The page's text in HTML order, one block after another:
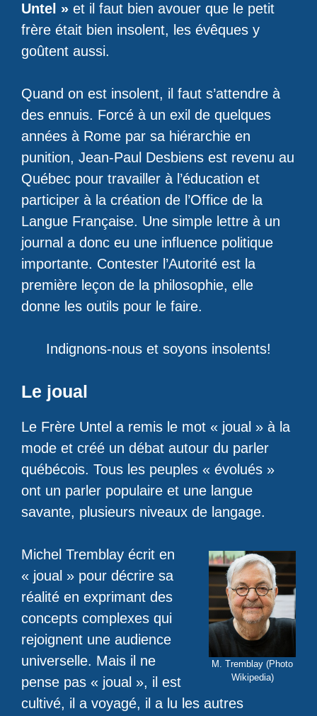
Untel » et il faut bien avouer que le petit
frère était bien insolent, les évêques y
goûtent aussi.
Quand on est insolent, il faut s’attendre à
des ennuis. Forcé à un exil de quelques
années à Rome par sa hiérarchie en
punition, Jean-Paul Desbiens est revenu au
Québec pour travailler à l’éducation et
participer à la création de l’Office de la
Langue Française. Une simple lettre à un
journal a donc eu une influence politique
importante. Contester l’Autorité est la
première leçon de la philosophie, elle
donne les outils pour le faire.
Indignons-nous et soyons insolents!
Le joual
Le Frère Untel a remis le mot « joual » à la
mode et créé un débat autour du parler
québécois. Tous les peuples « évolués »
ont un parler populaire et une langue
savante, plusieurs niveaux de langage.
M. Tremblay (Photo
Wikipedia)
Michel Tremblay écrit en
« joual » pour décrire sa
réalité en exprimant des
concepts complexes qui
rejoignent une audience
universelle. Mais il ne
pense pas « joual », il est
cultivé, il a voyagé, il a lu les autres